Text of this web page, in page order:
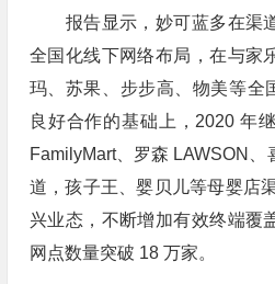
报告显示，妙可蓝多在渠
全国化线下网络布局，在与家
玛、苏果、步步高、物美等全
良好合作的基础上，2020 年
FamilyMart、罗森 LAWSON
道，孩子王、婴贝儿等母婴店
兴业态，不断增加有效终端覆
网点数量突破 18 万家。